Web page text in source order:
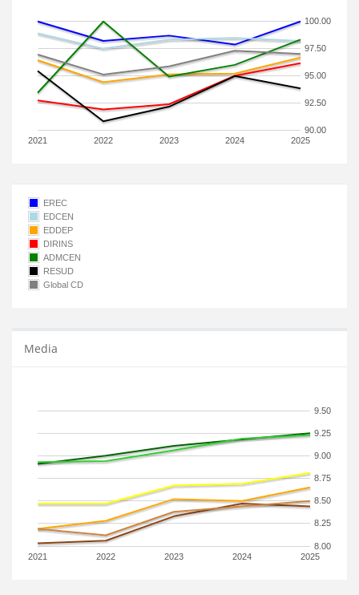
2021 2022 2023 2024 2025
90.00
92.50
95.00
97.50
100.00
EREC
EDCEN
EDDEP
DIRINS
ADMCEN
RESUD
Global CD
Media
2021 2022 2023 2024 2025
8.00
8.25
8.50
8.75
9.00
9.25
9.50